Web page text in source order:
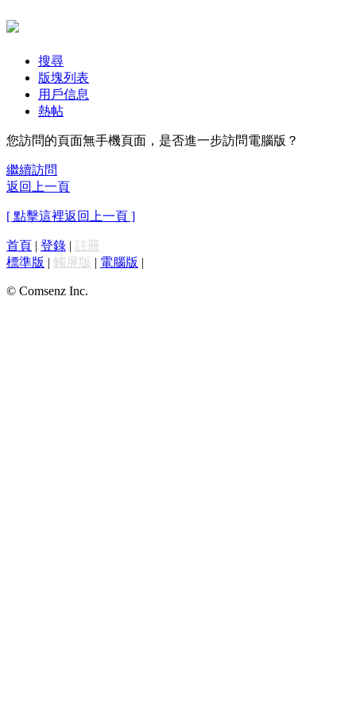
搜尋
版塊列表
用戶信息
熱帖
您訪問的頁面無手機頁面，是否進一步訪問電腦版？
繼續訪問
返回上一頁
[ 點擊這裡返回上一頁 ]
首頁 | 登錄 | 註冊
標準版 | 觸屏版 | 電腦版 |
© Comsenz Inc.